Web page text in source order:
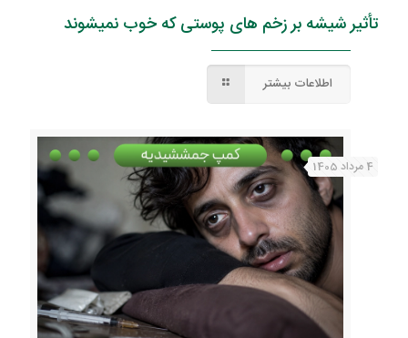
تأثیر شیشه بر زخم های پوستی که خوب نمیشوند
اطلاعات بیشتر
4 مرداد 1405